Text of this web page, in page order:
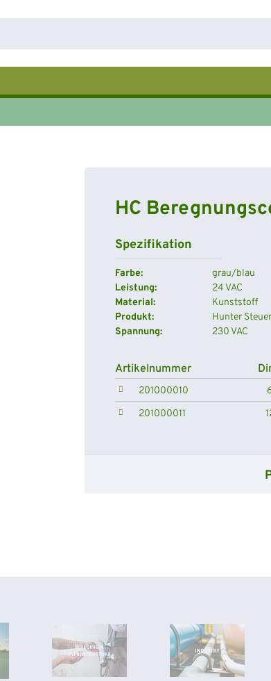
HC
Spezifikation
Farbe:
grau/blau
Leistung:
24 VAC
Material:
Kunststoff
Produkt:
Hunter
Spannung:
230 VAC
Artikelnummer
201000010
201000011